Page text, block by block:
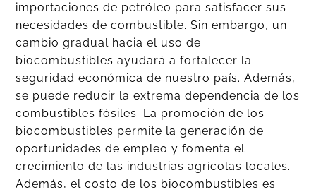
importaciones de petróleo para satisfacer sus
necesidades de combustible. Sin embargo, un
cambio gradual hacia el uso de
biocombustibles ayudará a fortalecer la
seguridad económica de nuestro país. Además,
se puede reducir la extrema dependencia de los
combustibles fósiles. La promoción de los
biocombustibles permite la generación de
oportunidades de empleo y fomenta el
crecimiento de las industrias agrícolas locales.
Además, el costo de los biocombustibles es